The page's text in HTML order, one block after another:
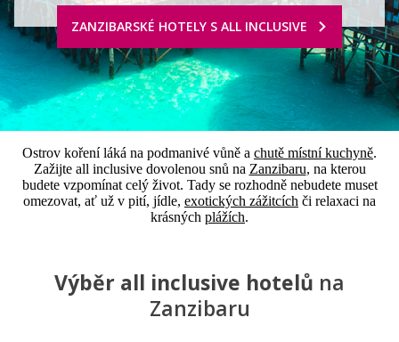
ZANZIBARSKÉ HOTELY S ALL INCLUSIVE
Ostrov koření láká na podmanivé vůně a chutě místní kuchyně.
Zažijte all inclusive dovolenou snů na Zanzibaru, na kterou
budete vzpomínat celý život. Tady se rozhodně nebudete muset
omezovat, ať už v pití, jídle, exotických zážitcích či relaxaci na
krásných plážích.
Výběr all inclusive hotelů na
Zanzibaru